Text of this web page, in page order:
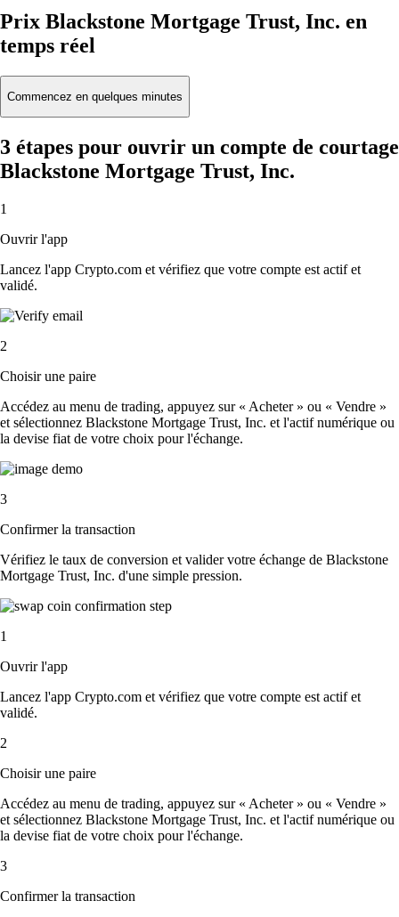
Prix Blackstone Mortgage Trust, Inc. en
temps réel
Commencez en quelques minutes
3 étapes pour ouvrir un compte de courtage
Blackstone Mortgage Trust, Inc.
1
Ouvrir l'app
Lancez l'app Crypto.com et vérifiez que votre compte est actif et
validé.
2
Choisir une paire
Accédez au menu de trading, appuyez sur « Acheter » ou « Vendre »
et sélectionnez Blackstone Mortgage Trust, Inc. et l'actif numérique ou
la devise fiat de votre choix pour l'échange.
3
Confirmer la transaction
Vérifiez le taux de conversion et valider votre échange de Blackstone
Mortgage Trust, Inc. d'une simple pression.
1
Ouvrir l'app
Lancez l'app Crypto.com et vérifiez que votre compte est actif et
validé.
2
Choisir une paire
Accédez au menu de trading, appuyez sur « Acheter » ou « Vendre »
et sélectionnez Blackstone Mortgage Trust, Inc. et l'actif numérique ou
la devise fiat de votre choix pour l'échange.
3
Confirmer la transaction